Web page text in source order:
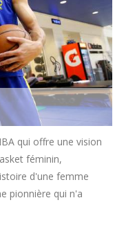
qui offre une vision
féminin,
d'une femme
pionnière qui n'a